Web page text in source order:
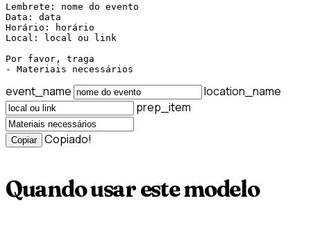
Lembrete: nome do evento
Data: data
Horário: horário
Local: local ou link
Por favor, traga
- Materiais necessários
event_name
location_name
prep_item
Copiar Copiado!
Quando usar este modelo